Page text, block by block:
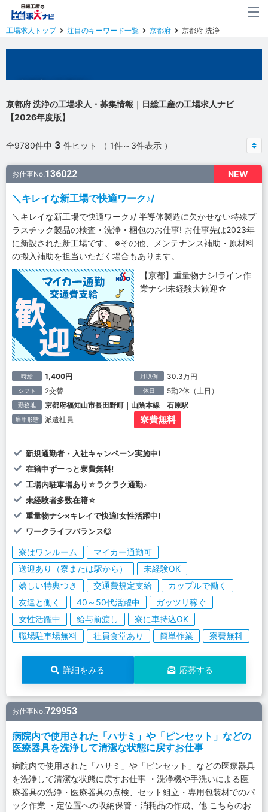
工場求人トップ 注目のキーワード一覧 京都府 京都府 洗浄
京都府 洗浄の工場求人・募集情報｜日総工産の工場求人ナビ
【2026年度版】
全9780件中 3 件ヒット （ 1件～3件表示 ）
NEW
お仕事No.136022
＼キレイな新工場で快適ワーク♪/
＼キレイな新工場で快適ワーク♪/ 半導体製造に欠かせない特殊プ
ラスチック製品の検査・洗浄・梱包のお仕事! お仕事先は2023年
に新設された新工場です。 ※その他、メンテナンス補助・原材料
の搬入補助を担当いただく場合もあります。
【京都】重量物ナシ!ライン作
業ナシ!未経験大歓迎☆
時給 1,400円 月収例 30.3万円
シフト 2交替 休日 5勤2休（土日）
勤務地 京都府福知山市長田野町｜山陰本線 石原駅
雇用形態 派遣社員 寮費無料
新規通勤者・入社キャンペーン実施中!
在籍中ずーっと寮費無料!
工場内駐車場あり☆ラクラク通勤♪
未経験者多数在籍☆
重量物ナシ×キレイで快適!女性活躍中!
ワークライフバランス◎
寮はワンルーム
マイカー通勤可
送迎あり（寮または駅から）
未経験OK
嬉しい特典つき
交通費規定支給
カップルで働く
友達と働く
40～50代活躍中
ガッツリ稼ぐ
女性活躍中
給与前渡し
寮に車持込OK
職場駐車場無料
社員食堂あり 簡単作業 寮費無料
詳細をみる 応募する
お仕事No.729953
病院内で使用された「ハサミ」や「ピンセット」などの
医療器具を洗浄して清潔な状態に戻すお仕事
病院内で使用された「ハサミ」や「ピンセット」などの医療器具
を洗浄して清潔な状態に戻すお仕事 ・洗浄機や手洗いによる医
療器具の洗浄・医療器具の点検、セット組立・専用包装材でのパ
ック作業 ・定位置への収納保管・消耗品の作成、他 こちらのお